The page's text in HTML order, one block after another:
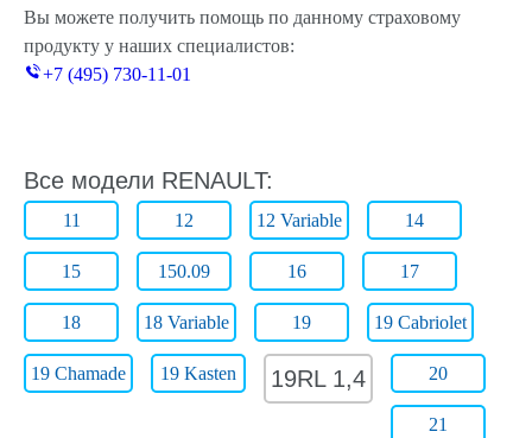
Вы можете получить помощь по данному страховому
продукту у наших специалистов:
+7 (495) 730-11-01
Все модели RENAULT:
11 12 12 Variable 14
15 150.09 16 17
18 18 Variable 19 19 Cabriolet
19 Chamade 19 Kasten 19RL 1,4 20
21